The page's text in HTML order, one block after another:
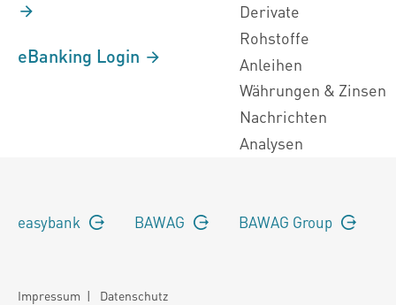
eBanking Login
Derivate
Rohstoffe
Anleihen
Währungen & Zinsen
Nachrichten
Analysen
easybank BAWAG BAWAG Group
Impressum | Datenschutz